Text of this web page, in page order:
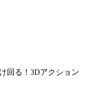
回る！3Dアクション